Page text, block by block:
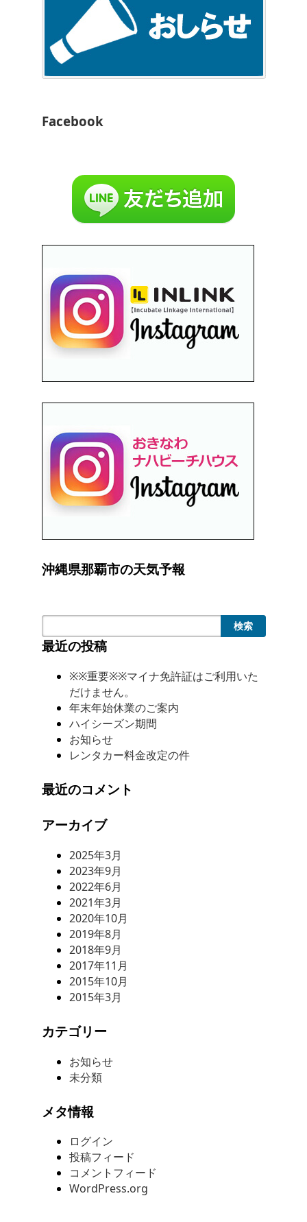
Facebook
沖縄県那覇市の天気予報
検索
最近の投稿
※※重要※※マイナ免許証はご利用いた
だけません。
年末年始休業のご案内
ハイシーズン期間
お知らせ
レンタカー料金改定の件
最近のコメント
アーカイブ
2025年3月
2023年9月
2022年6月
2021年3月
2020年10月
2019年8月
2018年9月
2017年11月
2015年10月
2015年3月
カテゴリー
お知らせ
未分類
メタ情報
ログイン
投稿フィード
コメントフィード
WordPress.org